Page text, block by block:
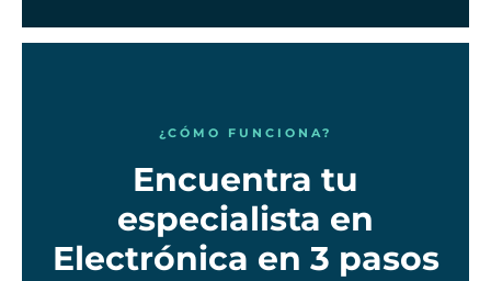
¿CÓMO FUNCIONA?
Encuentra tu
especialista en
Electrónica en 3 pasos